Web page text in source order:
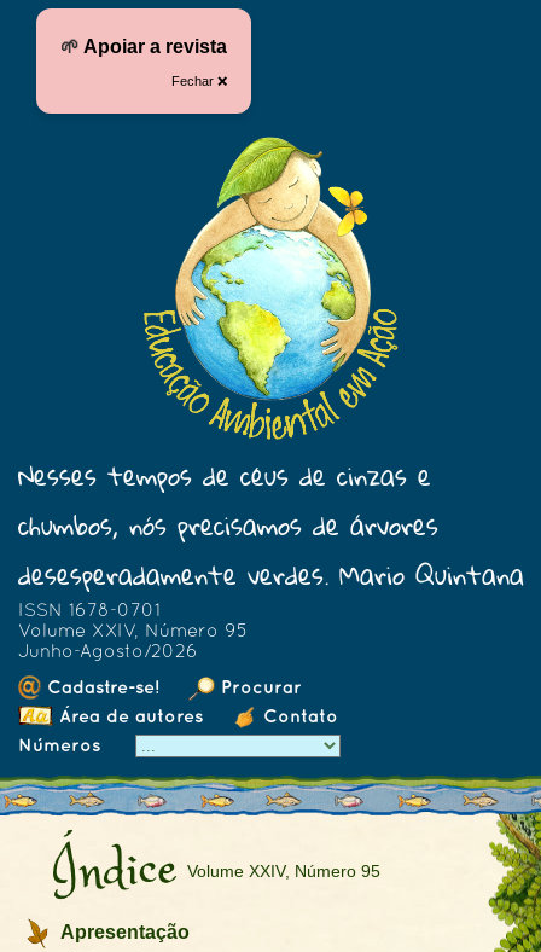
🌱 Apoiar a revista
Fechar ❌
Nesses tempos de céus de cinzas e
chumbos, nós precisamos de árvores
desesperadamente verdes. Mario Quintana
ISSN 1678-0701
Volume XXIV, Número 95
Junho-Agosto/2026
Cadastre-se!
Procurar
Área de autores
Contato
Números
Índice Volume XXIV, Número 95
Apresentação